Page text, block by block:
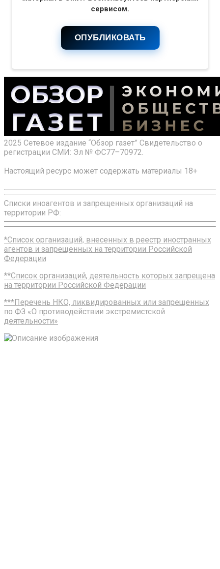
сервисом.
ОПУБЛИКОВАТЬ
2025 Сетевое издание “Обзор газет” Свидетельство о
регистрации СМИ: Эл № ФС77–70972.
Настоящий ресурс может содержать материалы 18+
Списки иноагентов и запрещенных организаций на
территории РФ:
*Список организаций, внесенных в реестр иностранных
агентов и запрещенных на территории Российской
Федерации
**Список организаций, деятельность которых запрещена
на территории Российской Федерации
***Перечень НКО, ликвидированных или запрещенных
по ФЗ «О противодействии экстремистской
деятельности»